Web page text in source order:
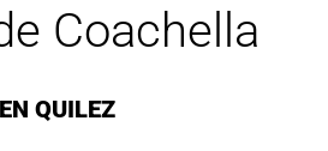
Coachella
QUILEZ